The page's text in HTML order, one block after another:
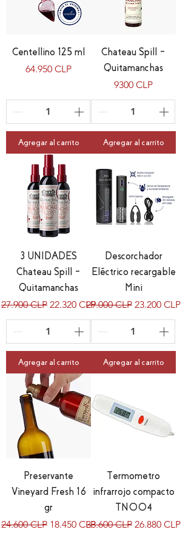
Centellino 125 ml
Precio
64.950 CLP
Agregar al carrito
Chateau Spill –
Quitamanchas
Precio
9300 CLP
Agregar al carrito
3 UNIDADES
Chateau Spill –
Quitamanchas
Precio
27.900 CLP Precio de oferta
22.320 CLP
Agregar al carrito
Descorchador
Eléctrico recargable
Mini
Precio
29.000 CLP Precio de
23.200 CLP
Agregar al carrito
Preservante
Vineyard Fresh 16
gr
Precio
24.600 CLP Precio de oferta
18.450 CLP
Termometro
infrarrojo compacto
TN004
Precio
33.600 CLP Precio de
26.880 CLP